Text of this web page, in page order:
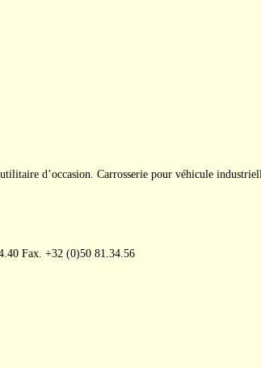
d’occasion. Carrosserie pour véhicule
Fax. +32 (0)50 81.34.56